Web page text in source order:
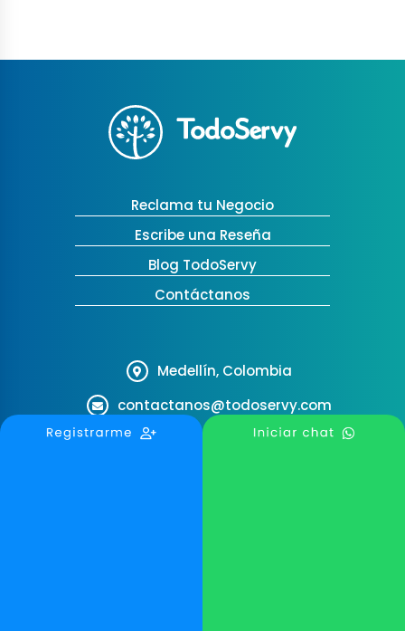
Reclama tu Negocio
Escribe una Reseña
Blog TodoServy
Contáctanos
Medellín, Colombia
contactanos@todoservy.com
+57 3007575073